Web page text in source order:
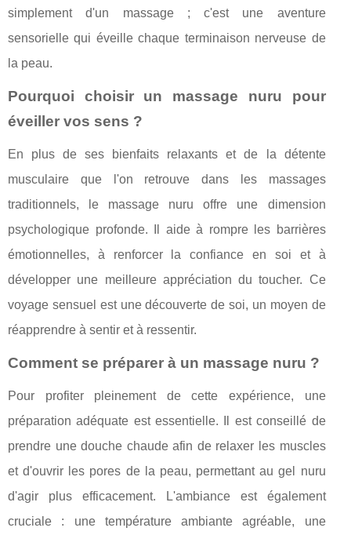
simplement d'un massage ; c'est une aventure
sensorielle qui éveille chaque terminaison nerveuse de
la peau.
Pourquoi choisir un massage nuru pour
éveiller vos sens ?
En plus de ses bienfaits relaxants et de la détente
musculaire que l'on retrouve dans les massages
traditionnels, le massage nuru offre une dimension
psychologique profonde. Il aide à rompre les barrières
émotionnelles, à renforcer la confiance en soi et à
développer une meilleure appréciation du toucher. Ce
voyage sensuel est une découverte de soi, un moyen de
réapprendre à sentir et à ressentir.
Comment se préparer à un massage nuru ?
Pour profiter pleinement de cette expérience, une
préparation adéquate est essentielle. Il est conseillé de
prendre une douche chaude afin de relaxer les muscles
et d'ouvrir les pores de la peau, permettant au gel nuru
d'agir plus efficacement. L'ambiance est également
cruciale : une température ambiante agréable, une